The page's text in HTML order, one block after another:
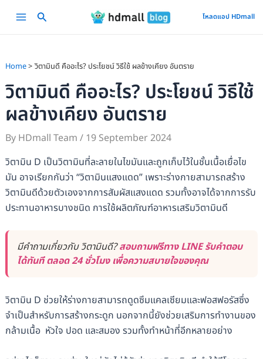
Main
โหลดแอป HDmall
Home วิตามินดี คืออะไร? ประโยชน์ วิธีใช้ ผลข้างเคียง อันตราย
วิตามินดี คืออะไร? ประโยชน์ วิธีใช้
ผลข้างเคียง อันตราย
By HDmall Team / 19 September 2024
วิตามิน D เป็นวิตามินที่ละลายในไขมันและถูกเก็บไว้ในชั้นเนื้อเยื่อไข
มัน อาจเรียกกันว่า “วิตามินแสงแดด” เพราะร่างกายสามารถสร้าง
วิตามินดีด้วยตัวเองจากการสัมผัสแสงแดด รวมทั้งอาจได้จากการรับ
ประทานอาหารบางชนิด การใช้ผลิตภัณฑ์อาหารเสริมวิตามินดี
มีคำถามเกี่ยวกับ วิตามินดี?สอบถามฟรีทาง LINE รับคำตอบ
ได้ทันที ตลอด 24 ชั่วโมง เพื่อความสบายใจของคุณ
วิตามิน D ช่วยให้ร่างกายสามารถดูดซึมแคลเซียมและฟอสฟอรัสซึ่ง
จำเป็นสำหรับการสร้างกระดูก นอกจากนี้ยังช่วยเสริมการทำงานของ
กล้ามเนื้อ หัวใจ ปอด และสมอง รวมทั้งทำหน้าที่อีกหลายอย่าง